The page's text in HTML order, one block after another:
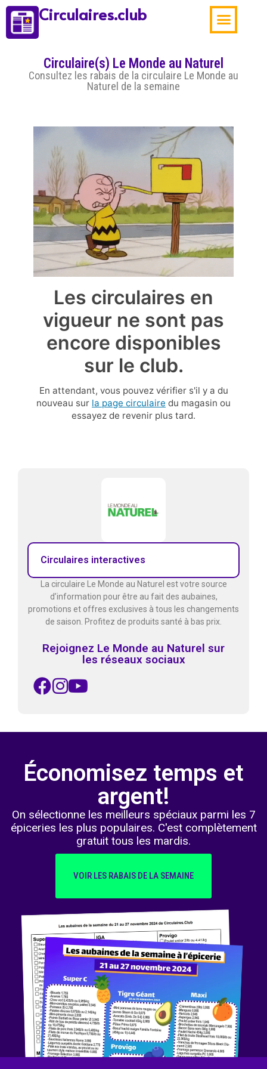
Circulaires.club
Circulaire(s) Le Monde au Naturel
Consultez les rabais de la circulaire Le Monde au
Naturel de la semaine
Les circulaires en
vigueur ne sont pas
encore disponibles
sur le club.
En attendant, vous pouvez vérifier s'il y a du
nouveau sur la page circulaire du magasin ou
essayez de revenir plus tard.
Circulaires interactives
La circulaire Le Monde au Naturel est votre source
d’information pour être au fait des aubaines,
promotions et offres exclusives à tous les changements
de saison. Profitez de produits santé à bas prix.
Rejoignez Le Monde au Naturel sur
les réseaux sociaux
Économisez temps et
argent!
On sélectionne les meilleurs spéciaux parmi les 7
épiceries les plus populaires. C'est complètement
gratuit tous les mardis.
VOIR LES RABAIS DE LA SEMAINE